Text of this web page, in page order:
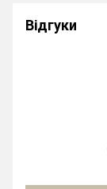
Відгуки